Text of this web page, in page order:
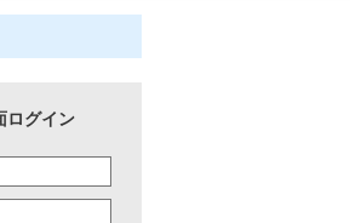
ログイン